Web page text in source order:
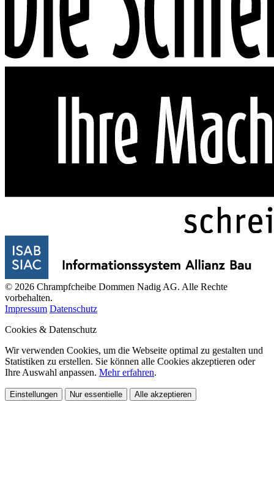
© 2026 Chrampfcheibe Dommen Nadig AG. Alle Rechte
vorbehalten.
Impressum Datenschutz
Cookies & Datenschutz
Wir verwenden Cookies, um die Webseite optimal zu gestalten und
Statistiken zu erstellen. Sie können alle Cookies akzeptieren oder
Ihre Auswahl anpassen. Mehr erfahren.
Einstellungen Nur essentielle Alle akzeptieren